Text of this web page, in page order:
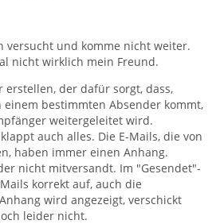
versucht und komme nicht weiter.
nicht wirklich mein Freund.
erstellen, der dafür sorgt, dass,
einem bestimmten Absender kommt,
weitergeleitet wird.
auch alles. Die E-Mails, die von
haben immer einen Anhang.
nicht mitversandt. Im "Gesendet"-
korrekt auf, auch die
wird angezeigt, verschickt
leider nicht.